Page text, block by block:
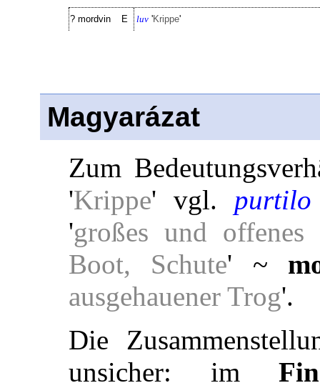
? mordvin E luv 'Krippe'
Magyarázat
Zum
'Krippe' vgl. purtilo
'großes und offenes
Boot, Schute' ~
ausgehauener Trog'.
Die
unsicher: im